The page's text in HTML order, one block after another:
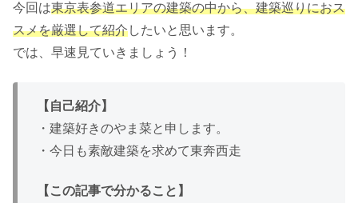
今回は東京表参道エリアの建築の中から、建築巡りにおス
スメを厳選して紹介したいと思います。
では、早速見ていきましょう！
【自己紹介】
・建築好きのやま菜と申します。
・今日も素敵建築を求めて東奔西走
【この記事で分かること】